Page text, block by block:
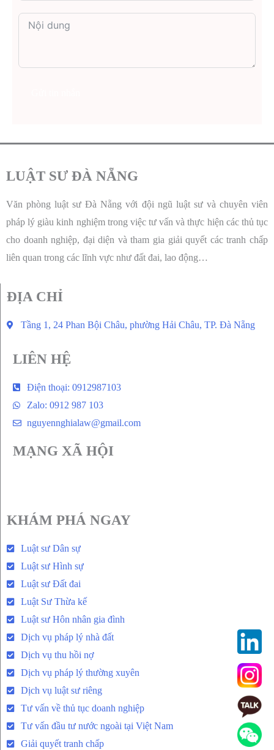
LUẬT SƯ ĐÀ NẴNG
Văn phòng luật sư Đà Nẵng với đội ngũ luật sư và chuyên viên
pháp lý giàu kinh nghiệm trong việc tư vấn và thực hiện các thủ tục
cho doanh nghiệp, đại diện và tham gia giải quyết các tranh chấp
liên quan trong các lĩnh vực như đất đai, lao động…
ĐỊA CHỈ
Tầng 1, 24 Phan Bội Châu, phường Hải Châu, TP. Đà Nẵng
LIÊN HỆ
Điện thoại: 0912987103
Zalo: 0912 987 103
nguyennghialaw@gmail.com
MẠNG XÃ HỘI
KHÁM PHÁ NGAY
Luật sư Dân sự
Luật sư Hình sự
Luật sư Đất đai
Luật Sư Thừa kế
Luật sư Hôn nhân gia đình
Dịch vụ pháp lý nhà đất
Dịch vụ thu hồi nợ
Dịch vụ pháp lý thường xuyên
Dịch vụ luật sư riêng
Tư vấn về thủ tục doanh nghiệp
Tư vấn đầu tư nước ngoài tại Việt Nam
Giải quyết tranh chấp